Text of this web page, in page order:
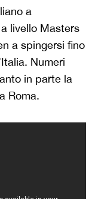
a
livello Masters
a spingersi fino
Numeri
in parte la
Roma.